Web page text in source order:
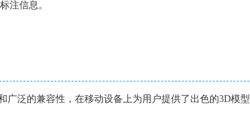
注信息。
广泛的兼容性，在移动设备上为用户提供了出色的3D模型